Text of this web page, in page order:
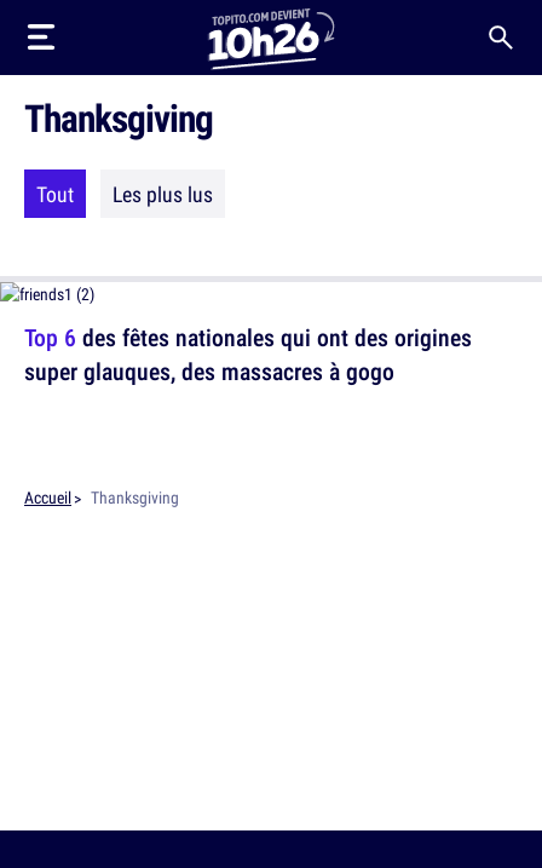
Thanksgiving
Tout Les plus lus
Top 6 des fêtes nationales qui ont des origines
super glauques, des massacres à gogo
Accueil Thanksgiving